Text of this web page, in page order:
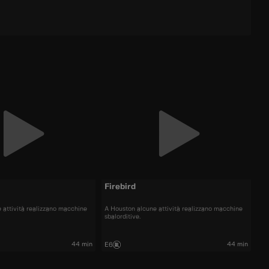
attività realizzano macchine
44 min
Firebird
A Houston alcune attività realizzano macchine
sbalorditive.
E6 44 min